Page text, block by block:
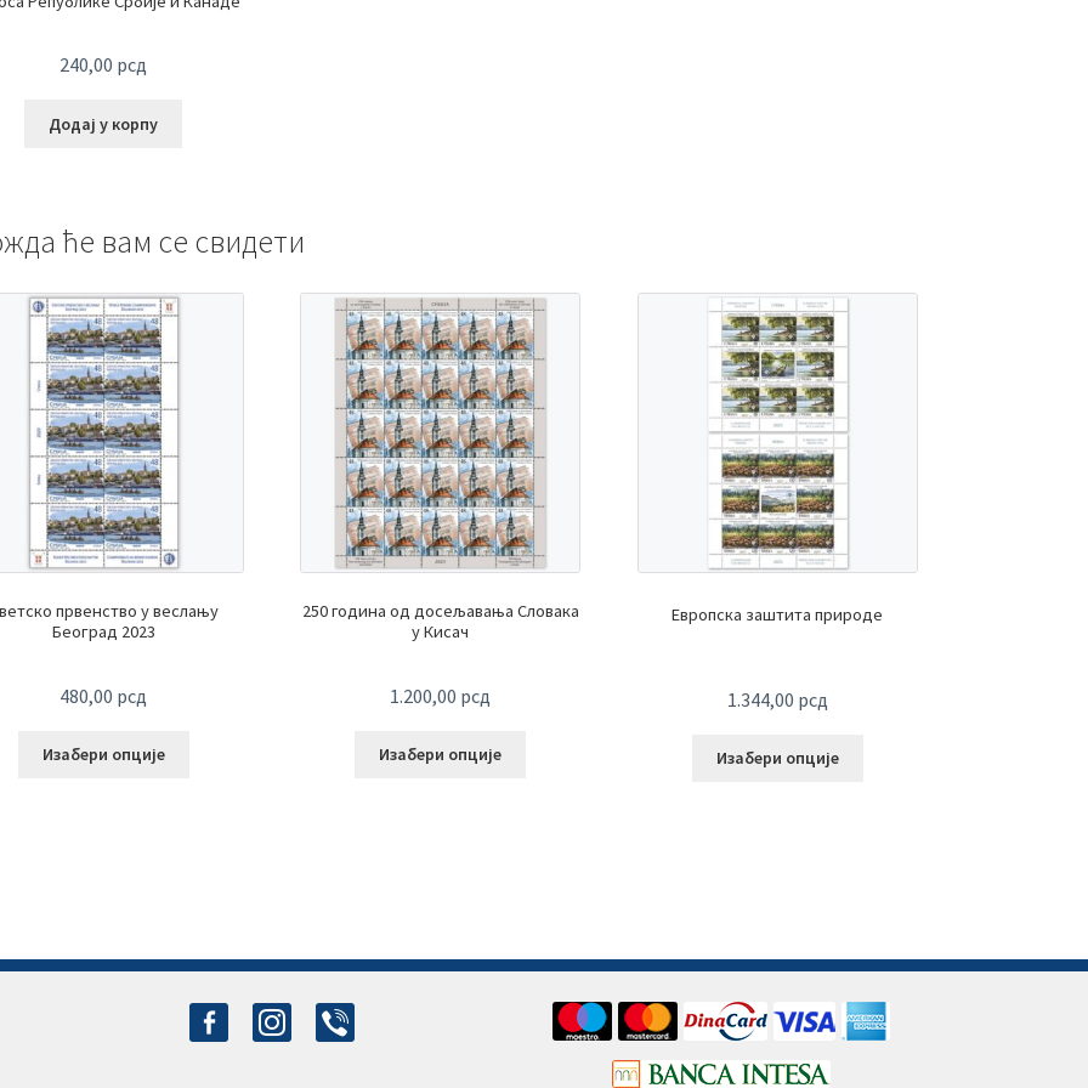
240,00 рсд
Додај у корпу
ће вам се свидети
првенство у веслању
Београд 2023
480,00 рсд
Изабери опције
250 година од досељавања Словака
у Кисач
1.200,00 рсд
Изабери опције
Европска заштита природе
1.344,00 рсд
Изабери опције
facebook-
alt
instagram
viber